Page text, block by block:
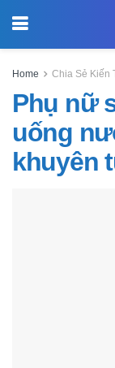
Home Chia Sẻ Kiến
Phụ nữ
uống
khuyên